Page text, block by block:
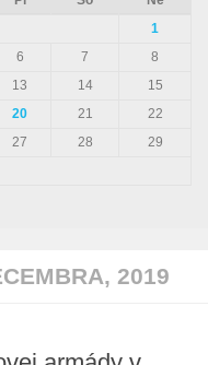
2019
1
6 7
8
13 14
15
20 21
22
27 28
29